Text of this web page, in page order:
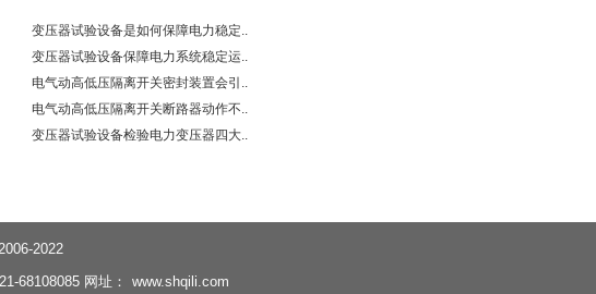
变压器试验设备是如何保障电力稳定..
变压器试验设备保障电力系统稳定运..
电气动高低压隔离开关密封装置会引..
电气动高低压隔离开关断路器动作不..
变压器试验设备检验电力变压器四大..
2022
68108085 网址：
www.shqili.com